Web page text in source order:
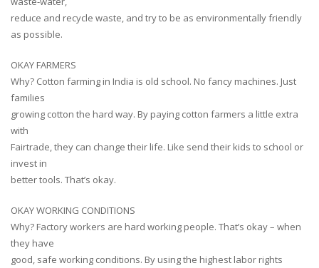
reduce and recycle waste, and try to be as environmentally friendly
as possible.
OKAY FARMERS
Why? Cotton farming in India is old school. No fancy machines. Just
families
growing cotton the hard way. By paying cotton farmers a little extra
with
Fairtrade, they can change their life. Like send their kids to school or
invest in
better tools. That’s okay.
OKAY WORKING CONDITIONS
Why? Factory workers are hard working people. That’s okay – when
they have
good, safe working conditions. By using the highest labor rights